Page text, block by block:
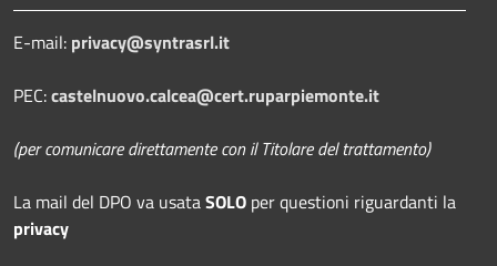
E-mail: privacy@syntrasrl.it
PEC:castelnuovo.calcea@cert.ruparpiemonte.it
(per comunicare direttamente con il Titolare del trattamento)
La mail del DPO va usataSOLO per questioni riguardanti la
privacy